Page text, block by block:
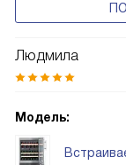
Людмила
Модель: